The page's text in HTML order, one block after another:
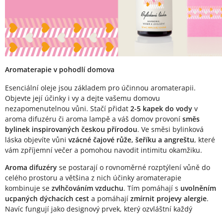
Aromaterapie v pohodlí domova
Esenciální oleje jsou základem pro účinnou aromaterapii.
Objevte její účinky i vy a dejte vašemu domovu
nezapomenutelnou vůni. Stačí přidat 2-5 kapek do vody v
aroma difuzéru či aroma lampě a váš domov provoní směs
bylinek inspirovaných českou přírodou. Ve směsi bylinková
láska objevíte vůni vzácné čajové růže, šeříku a angreštu, které
vám zpříjemní večer a pomohou navodit intimitu okamžiku.
Aroma difuzéry se postarají o rovnoměrné rozptýlení vůně do
celého prostoru a většina z nich účinky aromaterapie
kombinuje se zvlhčováním vzduchu. Tím pomáhají s uvolněním
ucpaných dýchacích cest a pomáhají zmírnit projevy alergie.
Navíc fungují jako designový prvek, který ozvláštní každý